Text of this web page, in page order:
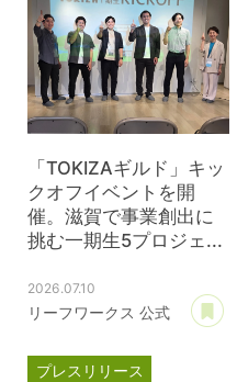
「TOKIZAギルド」キッ
クオフイベントを開
催。滋賀で事業創出に
挑む一期生5プロジェ...
2026.07.10
リーフワークス 公式
プレスリリース